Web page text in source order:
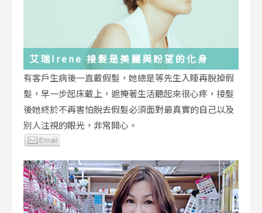
艾瑞Irene 接髮是美麗與盼望的化身
有客戶生病後一直戴假髮，她總是等先生入睡再脫掉假
髮，早一步起床戴上，遮掩著生活聽起來很心疼，接髮
後她終於不再害怕脫去假髮必須面對最真實的自己以及
別人注視的眼光，非常開心。